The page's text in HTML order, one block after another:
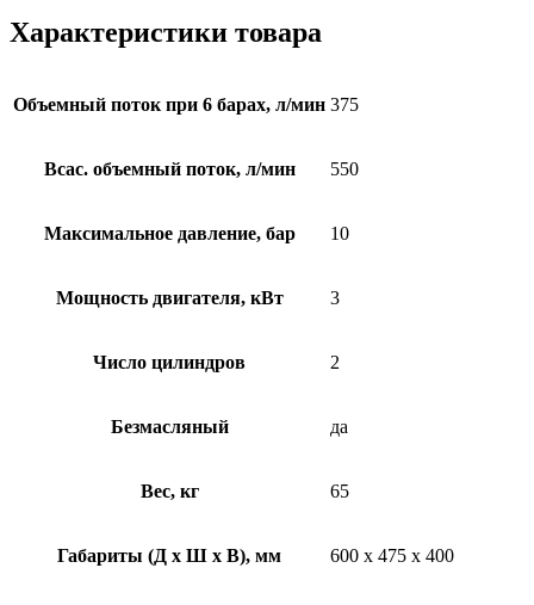
Характеристики товара
Объемный поток при 6 барах, л/мин 375
Всас. объемный поток, л/мин 550
Максимальное давление, бар 10
Мощность двигателя, кВт 3
Число цилиндров 2
Безмасляный да
Вес, кг 65
Габариты (Д х Ш х В), мм 600 x 475 x 400